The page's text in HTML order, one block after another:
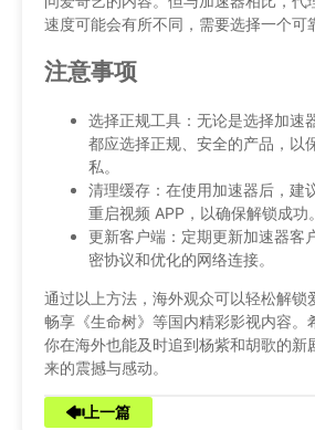
速度可能会有所不同，需要选择一个可
注意事项
选择正规工具：无论是选择加速
都应选择正规、安全的产品，以
私。
清理缓存：在使用加速器后，建
重启视频 APP，以确保解锁成功。
更新客户端：定期更新加速器客
密协议和优化的网络连接。
通过以上方法，海外观众可以轻松解锁
畅享《生命树》等国内精彩影视内容。
你在海外也能及时追到杨紫和胡歌的新
来的震撼与感动。
上一篇